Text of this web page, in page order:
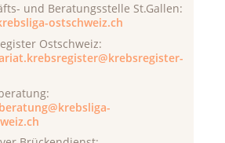
und Beratungsstelle St.Gallen:
ostschweiz.ch
Ostschweiz: